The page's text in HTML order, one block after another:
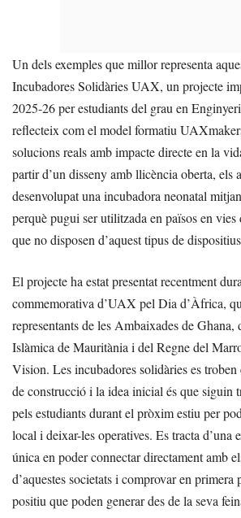
Un dels exemples que millor representa
Incubadores Solidàries UAX, un projecte
2025-26 per estudiants del grau en
reflecteix com el model formatiu
solucions reals amb impacte directe en la
partir d’un disseny amb llicència oberta, els
desenvolupat una incubadora neonatal
perquè pugui ser utilitzada en països en vies
que no disposen d’aquest tipus de
El projecte ha estat presentat recentment
commemorativa d’UAX pel Dia d’Àfrica,
representants de les Ambaixades de Ghana,
Islàmica de Mauritània i del Regne del
Vision. Les incubadores solidàries es troben
de construcció i la idea inicial és que siguin
pels estudiants durant el pròxim estiu per
local i deixar-les operatives. Es tracta d’una
única en poder connectar directament amb
d’aquestes societats i comprovar en primera
positiu que poden generar des de la seva